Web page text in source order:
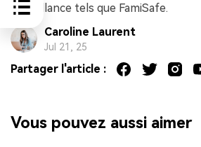
surveillance tels que FamiSafe.
Caroline Laurent
Jul 21, 25
Partager l'article :
Vous pouvez aussi aimer